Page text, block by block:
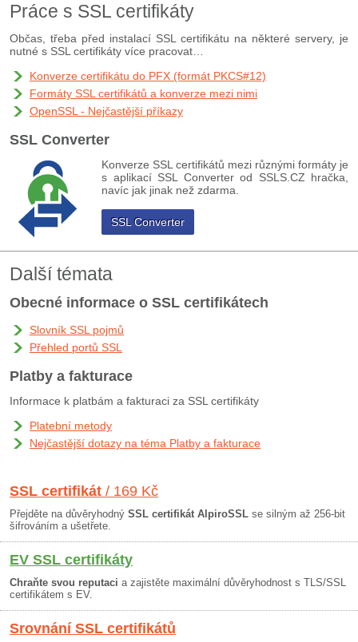
Práce s SSL certifikáty
Občas, třeba před instalací SSL certifikátu na některé servery, je
nutné s SSL certifikáty více pracovat…
Konverze certifikátu do PFX (formát PKCS#12)
Formáty SSL certifikátů a konverze mezi nimi
OpenSSL - Nejčastější příkazy
SSL Converter
Konverze SSL certifikátů mezi různými formáty je
s aplikací SSL Converter od SSLS.CZ hračka,
navíc jak jinak než zdarma.
SSL Converter
Další témata
Obecné informace o SSL certifikátech
Slovník SSL pojmů
Přehled portů SSL
Platby a fakturace
Informace k platbám a fakturaci za SSL certifikáty
Platební metody
Nejčastější dotazy na téma Platby a fakturace
SSL certifikát / 169 Kč
Přejděte na důvěryhodný SSL certifikát AlpiroSSL se silným až 256-bit
šifrováním a ušetřete.
EV SSL certifikáty
Chraňte svou reputaci a zajistěte maximální důvěryhodnost s TLS/SSL
certifikátem s EV.
Srovnání SSL certifikátů